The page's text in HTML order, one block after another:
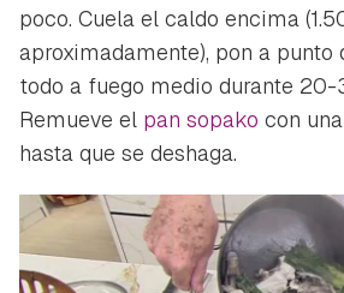
poco. Cuela el caldo encima
aproximadamente), pon a punto
todo a fuego medio durante 20-
Remueve el pan sopako con
hasta que se deshaga.